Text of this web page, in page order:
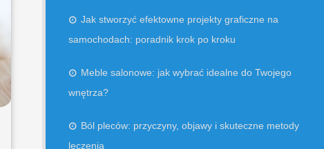
Jak stworzyć efektowne projekty graficzne na
samochodach: poradnik krok po kroku
Meble salonowe: jak wybrać idealne do Twojego
wnętrza?
Ból pleców: przyczyny, objawy i skuteczne metody
leczenia